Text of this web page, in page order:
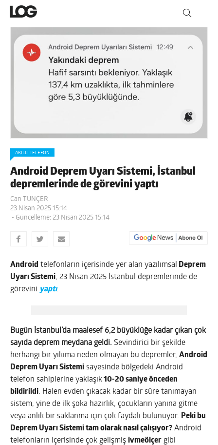
AKILLI TELEFON
Android Deprem Uyarı Sistemi, İstanbul
depremlerinde de görevini yaptı
Can TUNÇER
23 Nisan 2025 15:14
- Güncelleme: 23 Nisan 2025 15:14
Android telefonların içerisinde yer alan yazılımsal
Deprem
Uyarı Sistemi, 23 Nisan 2025 İstanbul depremlerinde de
görevini yaptı.
Bugün İstanbul’da maalesef 6,2 büyüklüğe kadar çıkan çok
sayıda deprem meydana geldi. Sevindirici bir şekilde
herhangi bir yıkıma neden olmayan bu depremler,Android
Deprem Uyarı Sistemi sayesinde bölgedeki Android
telefon sahiplerine yaklaşık10-20 saniye önceden
bildirildi. Halen evden çıkacak kadar bir süre tanımayan
sistem, yine de ilk şoka hazırlık, çocukların yanına gitme
veya anlık bir saklanma için çok faydalı bulunuyor. Peki bu
Deprem Uyarı Sistemi tam olarak nasıl çalışıyor? Android
telefonların içerisinde çok gelişmişivmeölçer gibi